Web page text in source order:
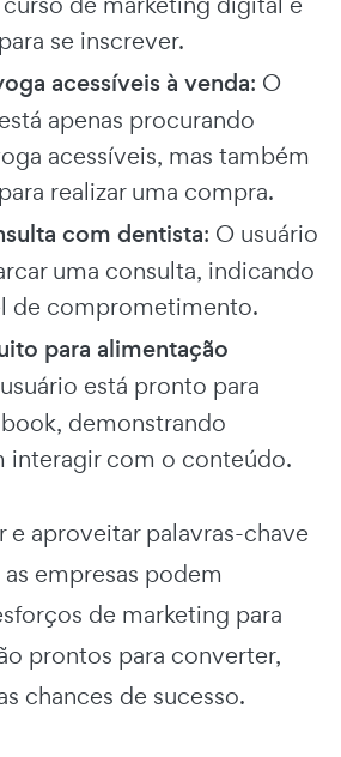
se inscrever.
acessíveis à venda: O
apenas procurando
acessíveis, mas também
realizar uma compra.
com dentista: O usuário
uma consulta, indicando
de comprometimento.
para alimentação
está pronto para
demonstrando
interagir com o conteúdo.
aproveitar palavras-chave
empresas podem
de marketing para
prontos para converter,
chances de sucesso.